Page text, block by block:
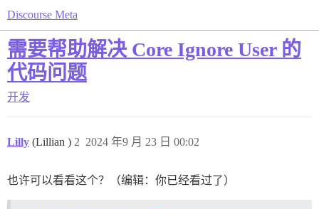
Discourse Meta
需要帮助解决 Core Ignore User 的
代码问题
开发
Lilly (Lillian ) 2024 年9 月 23 日 00:02
2
也许可以看看这个？（编辑：你已经看过了）